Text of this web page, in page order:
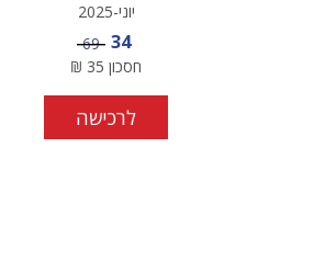
יוני-2025
מחיר מבצע
34 מחיר
69
חסכון 35
₪
לרכישה